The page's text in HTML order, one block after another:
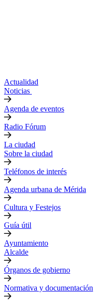
Actualidad
Noticias
Agenda de eventos
Radio Fórum
La ciudad
Sobre la ciudad
Teléfonos de interés
Agenda urbana de Mérida
Cultura y Festejos
Guía útil
Ayuntamiento
Alcalde
Órganos de gobierno
Normativa y documentación